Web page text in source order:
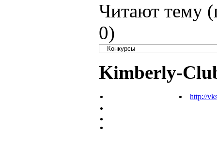
Читают тему
0)
Kimberly-
http://